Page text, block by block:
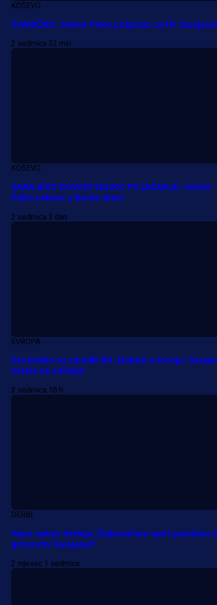
Manijaci razvili posebnu parolu!
KOŠEVO
ZVANIČNO: Selmir Pidro potpisao za FK Sarajevo!
2 sedmica 32 min
KOŠEVO
SARAJEVO DOVODI VELIKO POJAČANJE: Selmir
Pidro uskoro u Bordo timu!
2 sedmica 3 dan
EVROPA
Evo koliko su zaradili bh. klubovi u Evropi:
ostalo na začelju!
3 sedmica 18 h
DERBI
Haos nakon derbija: Željezničaru opet poništen
gol protiv Sarajeva!?
2 mjesec 1 sedmica